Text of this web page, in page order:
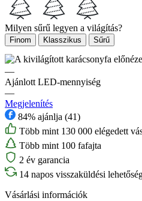
Milyen sűrű legyen a világítás?
Finom Klasszikus Sűrű
—
Ajánlott LED-mennyiség
—
Megjelenítés
84% ajánlja (41)
Több mint 130 000 elégedett
Több mint 100 fafajta
2 év garancia
14 napos visszaküldési
Vásárlási információk